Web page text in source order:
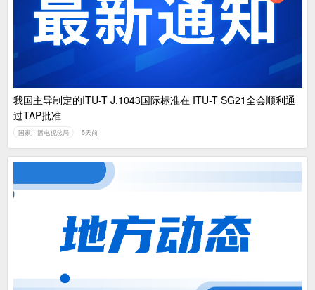
我国主导制定的ITU-T J.1043国际标准在 ITU-T SG21全会顺利通
过TAP批准
国家广播电视总局 5天前